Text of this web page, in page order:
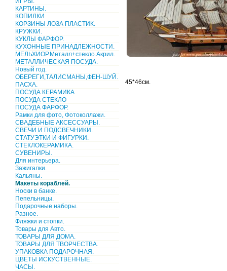
КАРТИНЫ.
КОПИЛКИ
КОРЗИНЫ ЛОЗА ПЛАСТИК.
КРУЖКИ.
КУКЛЫ ФАРФОР.
КУХОННЫЕ ПРИНАДЛЕЖНОСТИ.
МЕЛЬХИОР.Металл+стекло.Акрил.
МЕТАЛЛИЧЕСКАЯ ПОСУДА.
Новый год.
ОБЕРЕГИ,ТАЛИСМАНЫ,ФЕН-ШУЙ.
ПАСХА.
ПОСУДА КЕРАМИКА
ПОСУДА СТЕКЛО
ПОСУДА ФАРФОР.
Рамки для фото, Фотоколлажи.
СВАДЕБНЫЕ АКСЕССУАРЫ.
СВЕЧИ И ПОДСВЕЧНИКИ.
СТАТУЭТКИ И ФИГУРКИ.
СТЕКЛОКЕРАМИКА.
СУВЕНИРЫ.
Для интерьера.
Зажигалки.
Кальяны.
Макеты кораблей.
Носки в банке.
Пепельницы.
Подарочные наборы.
Разное.
Фляжки и стопки.
Товары для Авто.
ТОВАРЫ ДЛЯ ДОМА.
ТОВАРЫ ДЛЯ ТВОРЧЕСТВА.
УПАКОВКА ПОДАРОЧНАЯ.
ЦВЕТЫ ИСКУСТВЕННЫЕ.
ЧАСЫ.
45*46см.